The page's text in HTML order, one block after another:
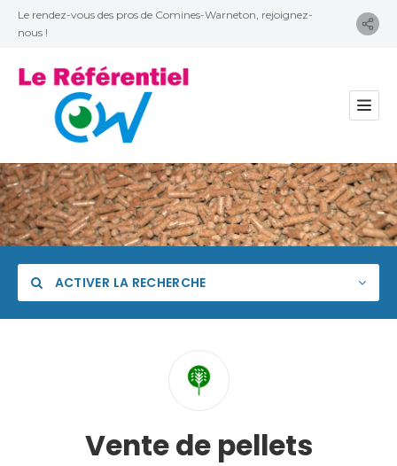
Le rendez-vous des pros de Comines-Warneton, rejoignez-
nous !
ACTIVER LA RECHERCHE
Vente de pellets